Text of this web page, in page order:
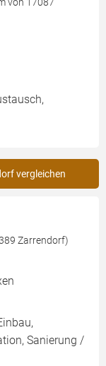
von 17087
vergleichen
Zarrendorf)
Sanierung /